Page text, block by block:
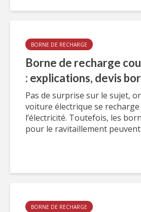
BORNE DE RECHARGE
Borne de recharge
: explications, devis
Pas de surprise sur le sujet,
voiture électrique se
l’électricité. Toutefois, les
pour le ravitaillement
BORNE DE RECHARGE